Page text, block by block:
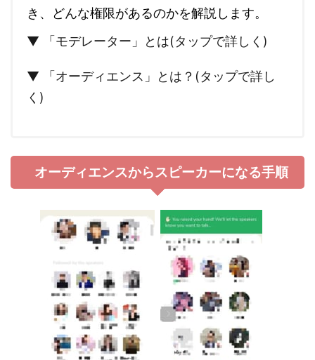
き、どんな権限があるのかを解説します。
▼ 「モデレーター」とは(タップで詳しく)
▼ 「オーディエンス」とは？(タップで詳し
く)
オーディエンスからスピーカーになる手順